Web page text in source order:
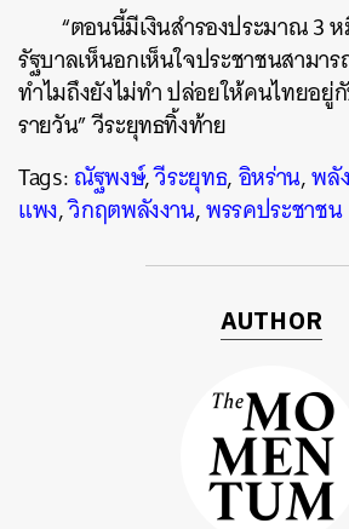
“ตอนนี้มีเงินสำรองประมาณ 3
รัฐบาลเห็นอกเห็นใจประชาชนสามา
ทำไมถึงยังไม่ทำ ปล่อยให้คนไทยอ
รายวัน” วีระยุทธทิ้งท้าย
Tags:ณัฐพงษ์,วีระยุทธ,อิหร่าน,พลั
แพง,วิกฤตพลังงาน,พรรคประชาชน
AUTHOR